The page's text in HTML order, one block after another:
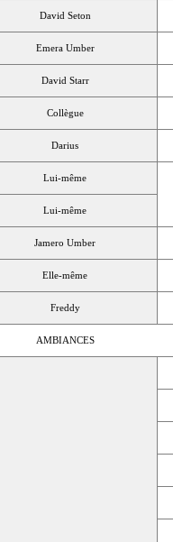
David Seton
Emera Umber
David Starr
Collègue
Darius
Lui-même
Lui-même
Jamero Umber
Elle-même
Freddy
AMBIANCES